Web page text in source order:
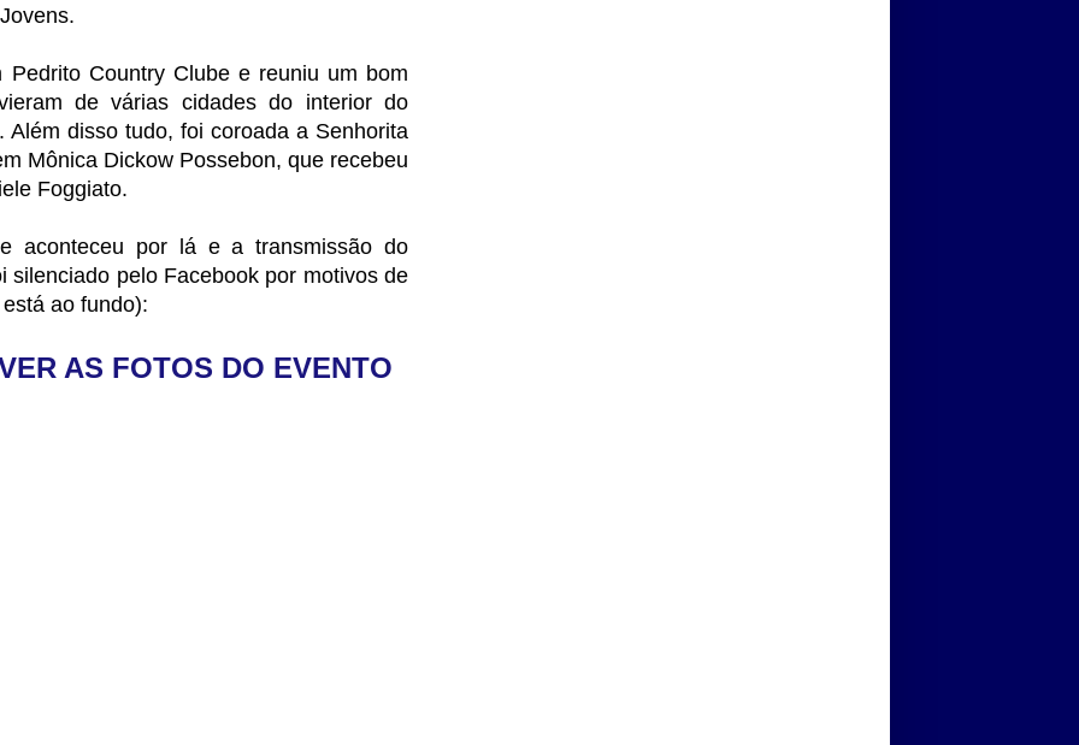
Country Clube e reuniu um bom
de várias cidades do interior do
Além disso tudo, foi coroada a Senhorita
Mônica Dickow Possebon, que recebeu
Foggiato.
aconteceu por lá e a transmissão do
silenciado pelo Facebook por motivos de
ao fundo):
AS FOTOS DO EVENTO